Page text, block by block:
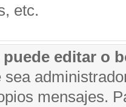
etc.
puede editar o
sea
mensajes.